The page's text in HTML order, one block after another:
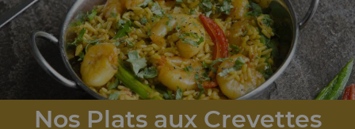
Nos Plats aux Crevettes